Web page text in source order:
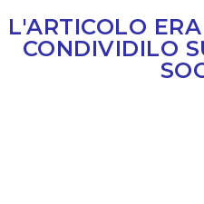
L'ARTICOLO
CONDIVIDILO